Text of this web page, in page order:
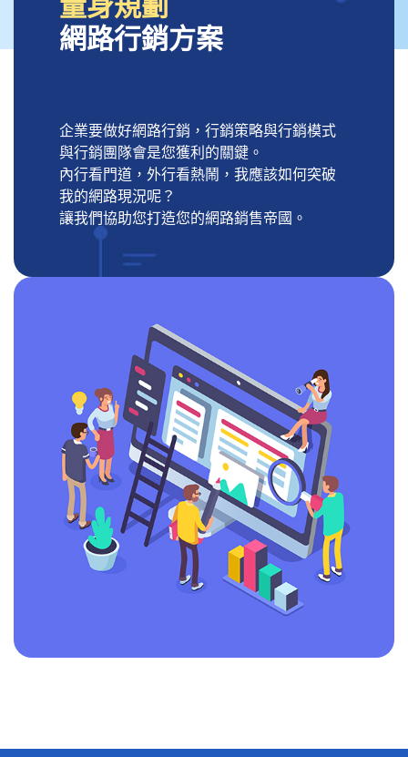
網路行銷方案
企業要做好網路行銷，行銷策略與行銷模式
與行銷團隊會是您獲利的關鍵。
內行看門道，外行看熱鬧，我應該如何突破
我的網路現況呢？
讓我們協助您打造您的網路銷售帝國。